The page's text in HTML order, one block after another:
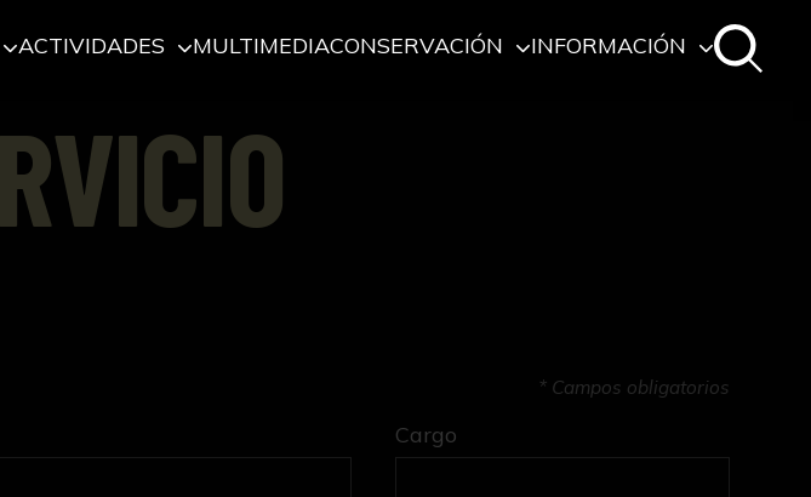
ACTIVIDADES MULTIMEDIACONSERVACIÓN INFORMACIÓN
* Campos obligatorios
Cargo